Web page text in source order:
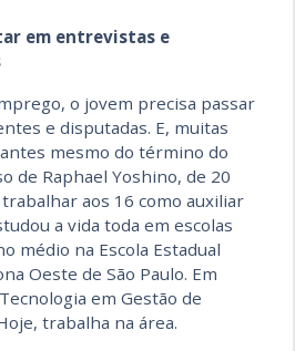
em entrevistas e
o jovem precisa passar
e disputadas. E, muitas
mesmo do término do
de Raphael Yoshino, de 20
aos 16 como auxiliar
a vida toda em escolas
médio na Escola Estadual
Oeste de São Paulo. Em
em Gestão de
trabalha na área.